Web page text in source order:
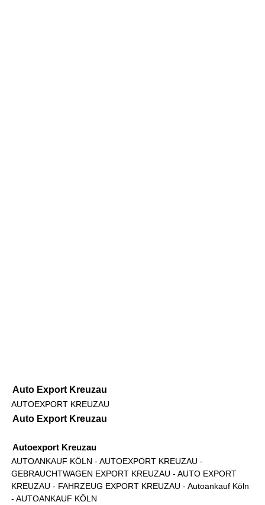
Auto Export Kreuzau
AUTOEXPORT KREUZAU
Auto Export Kreuzau
Autoexport Kreuzau
AUTOANKAUF KÖLN - AUTOEXPORT KREUZAU -
GEBRAUCHTWAGEN EXPORT KREUZAU - AUTO EXPORT
KREUZAU - FAHRZEUG EXPORT KREUZAU - Autoankauf Köln
- AUTOANKAUF KÖLN